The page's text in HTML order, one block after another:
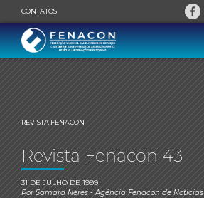
CONTATOS
REVISTA FENACON
Revista Fenacon 43
31 DE JULHO DE 1999
PorSamara Neres- Agência Fenacon de Notícias